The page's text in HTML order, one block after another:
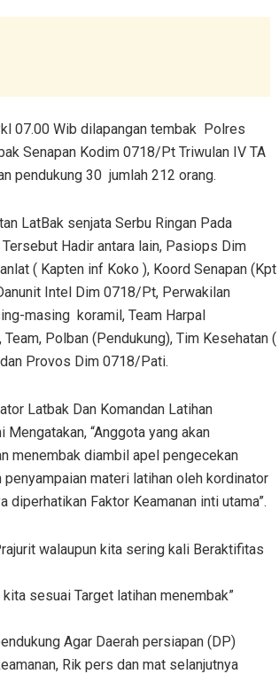
07.00 Wib dilapangan tembak Polres
Senapan Kodim 0718/Pt Triwulan IV TA
pendukung 30 jumlah 212 orang.
LatBak senjata Serbu Ringan Pada
Hadir antara lain, Pasiops Dim
( Kapten inf Koko ), Koord Senapan (Kpt
Intel Dim 0718/Pt, Perwakilan
masing koramil, Team Harpal
Team, Polban (Pendukung), Tim Kesehatan (
Provos Dim 0718/Pati.
Latbak Dan Komandan Latihan
Mengatakan, “Anggota yang akan
menembak diambil apel pengecekan
materi latihan oleh kordinator
diperhatikan Faktor Keamanan inti utama”.
walaupun kita sering kali Beraktifitas
sesuai Target latihan menembak”
Agar Daerah persiapan (DP)
Rik pers dan mat selanjutnya